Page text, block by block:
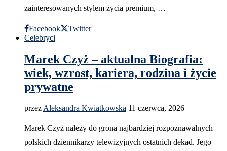
zainteresowanych stylem życia premium, …
Facebook
Twitter
Celebryci
Marek Czyż – aktualna Biografia:
wiek, wzrost, kariera, rodzina i życie
prywatne
przez Aleksandra Kwiatkowska 11 czerwca, 2026
Marek Czyż należy do grona najbardziej rozpoznawalnych
polskich dziennikarzy telewizyjnych ostatnich dekad. Jego